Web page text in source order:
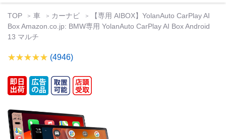
TOP 車 カーナビ
【専用 AIBOX】YolanAuto CarPlay AI
Box Amazon.co.jp: BMW専用 YolanAuto CarPlay AI Box Android
13 マルチ
(4946)